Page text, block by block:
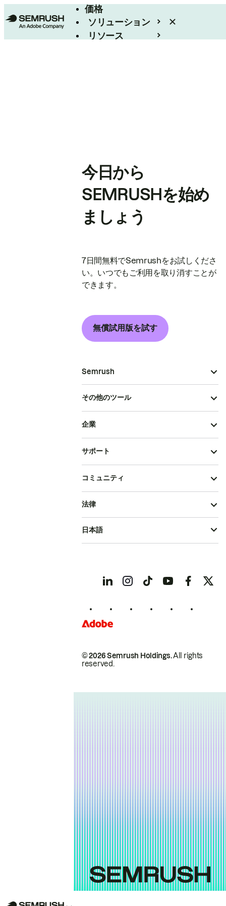
価格
ソリューション
リソース
今日から
SEMRUSHを始め
ましょう
7日間無料でSemrushをお試しくださ
い。いつでもご利用を取り消すことが
できます。
無償試用版を試す
Semrush
その他のツール
企業
サポート
コミュニティ
© 2026 Semrush Holdings.All rights
reserved.
法律
日本語